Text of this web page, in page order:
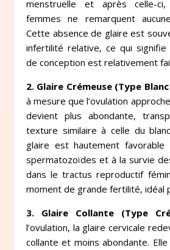
menstruelle et après celle-
femmes ne remarquent
Cette absence de glaire est
infertilité relative, ce qui
de conception est relativement
2. Glaire Crémeuse (Type
à mesure que l’ovulation
devient plus abondante,
texture similaire à celle du
glaire est hautement
spermatozoïdes et à la survie
dans le tractus reproductif
moment de grande fertilité, idéal
3. Glaire Collante (Type
l’ovulation, la glaire cervicale
collante et moins abondante.